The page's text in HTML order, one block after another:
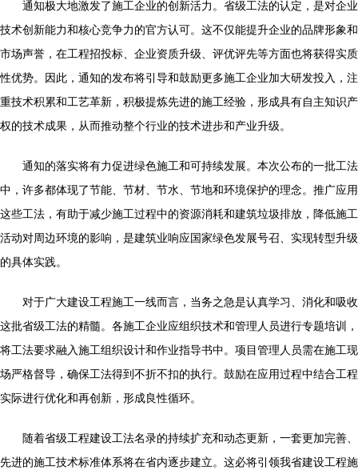
通知极大地激发了施工企业的创新活力。省级工法的认定，是对企业
技术创新能力和核心竞争力的官方认可。这不仅能提升企业的品牌形象和
市场声誉，在工程招投标、企业资质升级、评优评先等方面也将获得实质
性优势。因此，通知的发布将引导和鼓励更多施工企业加大研发投入，注
重技术积累和工艺革新，积极提炼先进的施工经验，形成具有自主知识产
权的技术成果，从而推动整个行业的技术进步和产业升级。
通知的落实将有力促进绿色施工和可持续发展。本次公布的一批工法
中，许多都体现了节能、节材、节水、节地和环境保护的理念。推广应用
这些工法，有助于减少施工过程中的资源消耗和建筑垃圾排放，降低施工
活动对周边环境的影响，是建筑业响应国家绿色发展号召、实现转型升级
的具体实践。
对于广大建设工程施工一线而言，当务之急是认真学习、消化和吸收
这批省级工法的精髓。各施工企业应组织技术和管理人员进行专题培训，
将工法要求融入施工组织设计和作业指导书中。项目管理人员需在施工现
场严格督导，确保工法得到不折不扣的执行。鼓励在应用过程中结合工程
实际进行优化和再创新，形成良性循环。
随着省级工程建设工法名录的持续扩充和动态更新，一套更加完善、
先进的施工技术标准体系将在省内逐步建立。这必将引领我省建设工程施